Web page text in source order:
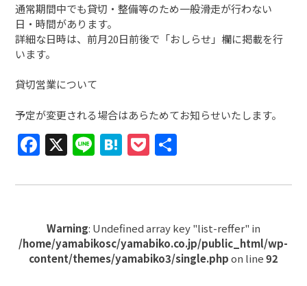
通常期間中でも貸切・整備等のため一般滑走が行わない
日・時間があります。
詳細な日時は、前月20日前後で「おしらせ」欄に掲載を行
います。
貸切営業について
予定が変更される場合はあらためてお知らせいたします。
Facebook
X LineHatena
Pocket
Warning: Undefined array key "list-reffer" in
/home/yamabikosc/yamabiko.co.jp/public_html/wp-
content/themes/yamabiko3/single.phpon line92